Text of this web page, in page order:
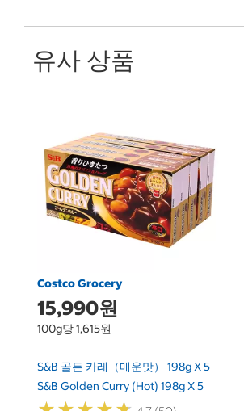
유사 상품
Costco Grocery
15,990원
100g당 1,615원
S&B 골든 카레（매운맛） 198g X 5
S&B Golden Curry (Hot) 198g X 5